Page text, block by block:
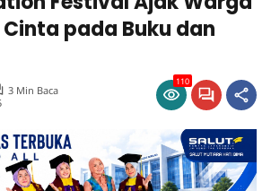
pada Buku dan
3 Min Baca
110